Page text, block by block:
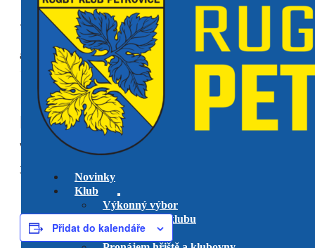
Novinky
Klub
Výkonný výbor
Management klubu
Hlavní trenéři
« Všechny Akce
akce již proběhla.
RC Tatra Smíchov vs. RK
Petrovice
venkovní utkání play-off
31 května @ 10:30
Přidat do kalendáře